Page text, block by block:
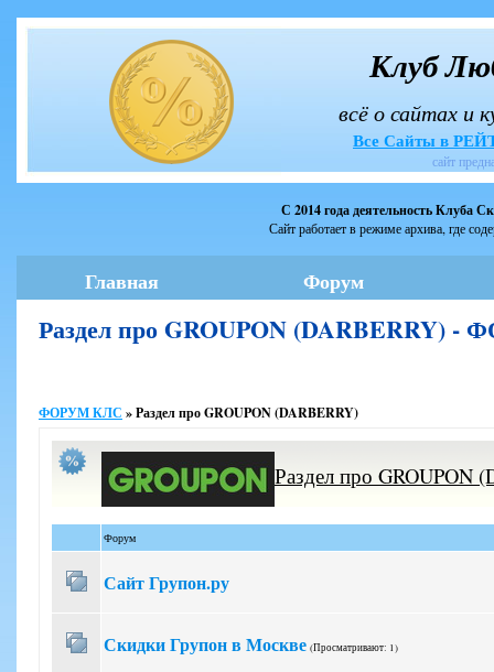
Клуб
всё о сайтах и
Все Сайты в
сайт
С 2014 года деятельность Клуба
Сайт работает в режиме архива, где
Главная Форум
Раздел про GROUPON (DARBERRY)
ФОРУМ КЛС »Раздел про GROUPON (DARBERRY)
Раздел про GROUPON
Форум
Сайт Групон.ру
Скидки Групон в Москве (Просматривают: 1)